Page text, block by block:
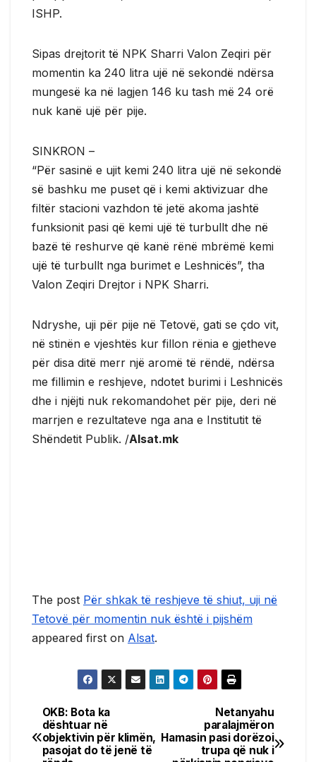
ISHP.
Sipas drejtorit të NPK Sharri Valon Zeqiri për
momentin ka 240 litra ujë në sekondë ndërsa
mungesë ka në lagjen 146 ku tash më 24 orë
nuk kanë ujë për pije.
SINKRON –
“Për sasinë e ujit kemi 240 litra ujë në sekondë
së bashku me puset që i kemi aktivizuar dhe
filtër stacioni vazhdon të jetë akoma jashtë
funksionit pasi që kemi ujë të turbullt dhe në
bazë të reshurve që kanë rënë mbrëmë kemi
ujë të turbullt nga burimet e Leshnicës”, tha
Valon Zeqiri Drejtor i NPK Sharri.
Ndryshe, uji për pije në Tetovë, gati se çdo vit,
në stinën e vjeshtës kur fillon rënia e gjetheve
për disa ditë merr një aromë të rëndë, ndërsa
me fillimin e reshjeve, ndotet burimi i Leshnicës
dhe i njëjti nuk rekomandohet për pije, deri në
marrjen e rezultateve nga ana e Institutit të
Shëndetit Publik. /Alsat.mk
The post Për shkak të reshjeve të shiut, uji në
Tetovë për momentin nuk është i pijshëm
appeared first on Alsat.
Post
navigation
Netanyahu
paralajmëron
Hamasin pasi dorëzoi
trupa që nuk i
OKB: Bota ka
dështuar në
objektivin për klimën,
pasojat do të jenë të